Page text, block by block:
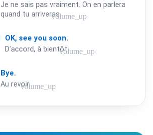
Je ne sais pas vraiment. On en parlera
quand tu arriveras.volume_up
OK, see you soon.
D'accord, à bientôt.volume_up
Bye.
Au revoir.volume_up